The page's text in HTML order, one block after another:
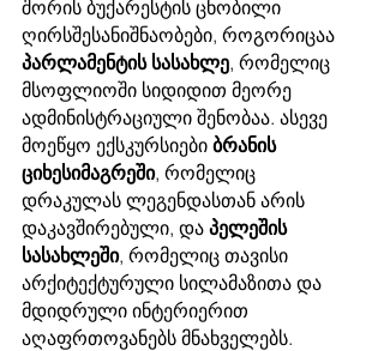
შორის ბუქარესტის ცნობილი
ღირსშესანიშნაობები, როგორიცაა
პარლამენტის სასახლე, რომელიც
მსოფლიოში სიდიდით მეორე
ადმინისტრაციული შენობაა. ასევე
მოეწყო ექსკურსიები ბრანის
ციხესიმაგრეში, რომელიც
დრაკულას ლეგენდასთან არის
დაკავშირებული, და პელეშის
სასახლეში, რომელიც თავისი
არქიტექტურული სილამაზითა და
მდიდრული ინტერიერით
აღაფრთოვანებს მნახველებს.